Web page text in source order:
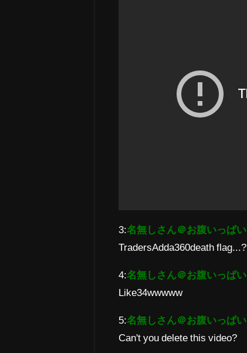
3:名無しさん＠お腹いっぱい
TradersAdda360death flag...?
4:名無しさん＠お腹いっぱい
Like34wwwww
5:名無しさん＠お腹いっぱい
Can't you delete this video?